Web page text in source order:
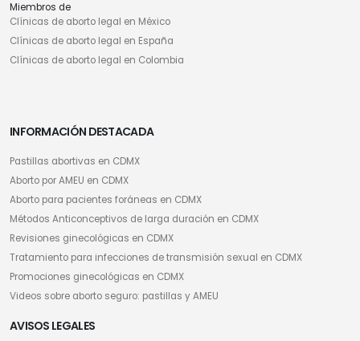
Miembros de
Clínicas de aborto legal en México
Clínicas de aborto legal en España
Clínicas de aborto legal en Colombia
INFORMACIÓN DESTACADA
Pastillas abortivas en CDMX
Aborto por AMEU en CDMX
Aborto para pacientes foráneas en CDMX
Métodos Anticonceptivos de larga duración en CDMX
Revisiones ginecológicas en CDMX
Tratamiento para infecciones de transmisión sexual en CDMX
Promociones ginecológicas en CDMX
Videos sobre aborto seguro: pastillas y AMEU
AVISOS LEGALES